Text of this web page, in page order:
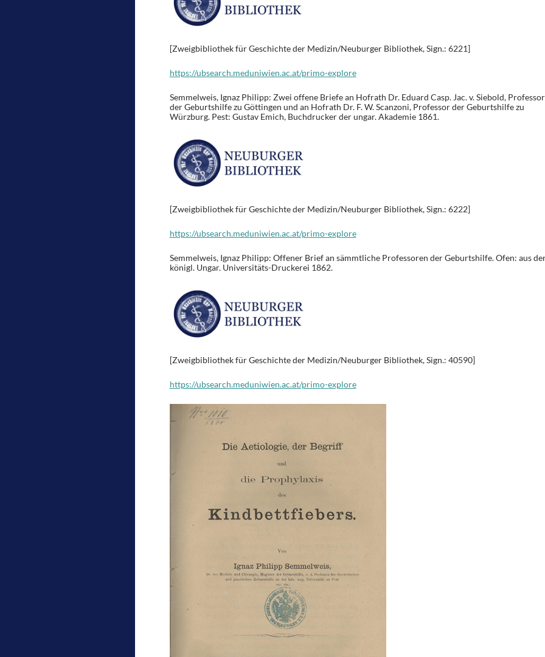
[Zweigbibliothek für Geschichte der Medizin/Neuburger Bibliothek, Sign.: 6221]
https://ubsearch.meduniwien.ac.at/primo-explore
Semmelweis, Ignaz Philipp: Zwei offene Briefe an Hofrath Dr. Eduard Casp. Jac. v. Siebold, Professor
der Geburtshilfe zu Göttingen und an Hofrath Dr. F. W. Scanzoni, Professor der Geburtshilfe zu
Würzburg. Pest: Gustav Emich, Buchdrucker der ungar. Akademie 1861.
[Zweigbibliothek für Geschichte der Medizin/Neuburger Bibliothek, Sign.: 6222]
https://ubsearch.meduniwien.ac.at/primo-explore
Semmelweis, Ignaz Philipp: Offener Brief an sämmtliche Professoren der Geburtshilfe. Ofen: aus
königl. Ungar. Universitäts-Druckerei 1862.
[Zweigbibliothek für Geschichte der Medizin/Neuburger Bibliothek, Sign.: 40590]
https://ubsearch.meduniwien.ac.at/primo-explore